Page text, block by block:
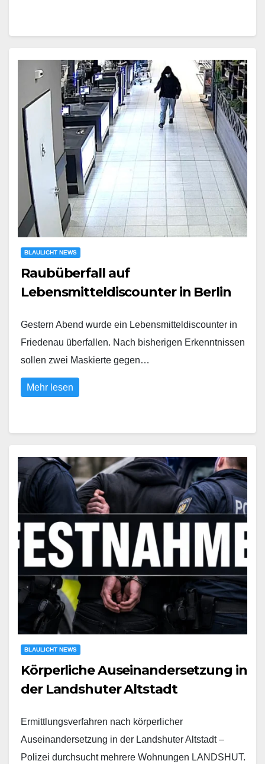
BLAULICHT NEWS
Raubüberfall auf
Lebensmitteldiscounter in Berlin
Gestern Abend wurde ein Lebensmitteldiscounter in
Friedenau überfallen. Nach bisherigen Erkenntnissen
sollen zwei Maskierte gegen…
Mehr lesen
BLAULICHT NEWS
Körperliche Auseinandersetzung in
der Landshuter Altstadt
Ermittlungsverfahren nach körperlicher
Auseinandersetzung in der Landshuter Altstadt –
Polizei durchsucht mehrere Wohnungen LANDSHUT.